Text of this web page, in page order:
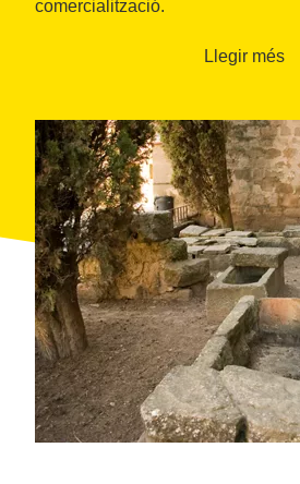
comercialització.
Llegir més